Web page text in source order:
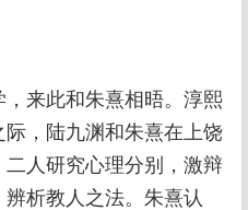
来此和朱熹相晤。淳熙
，陆九渊和朱熹在上饶
人研究心理分别，激辩
析教人之法。朱熹认